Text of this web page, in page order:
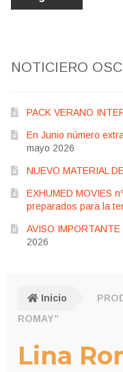
NOTICIERO
PACK VERANO
En Junio número
mayo 2026
NUEVO MATERIAL
EXHUMED MOVIES
preparados para la
AVISO
2026
Inicio
ROMAY”
Lina